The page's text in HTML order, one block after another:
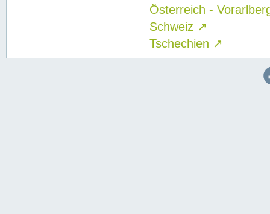
Österreich -
Schweiz ↗
Tschechien ↗